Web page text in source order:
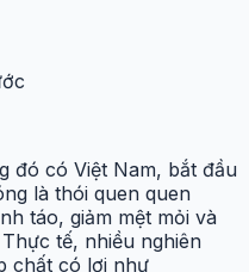
đó có Việt Nam, bắt đầu
là thói quen quen
táo, giảm mệt mỏi và
tế, nhiều nghiên
chất có lợi như